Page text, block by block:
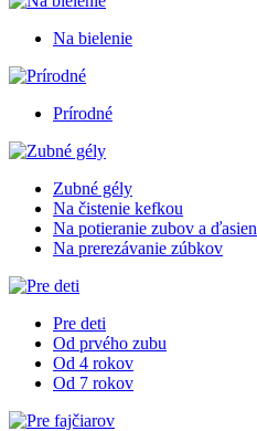
Na bielenie
Prírodné
Zubné gély
Na čistenie kefkou
Na potieranie zubov a ďasien
Na prerezávanie zúbkov
Pre deti
Od prvého zubu
Od 4 rokov
Od 7 rokov